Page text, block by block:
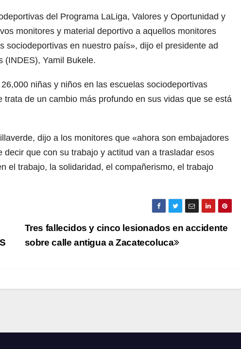
del Programa LaLiga, Valores y Oportunidad y
monitores y material deportivo a aquellos monitores
sociodeportivas en nuestro país», dijo el presidente ad
(INDES), Yamil Bukele.
niñas y niños en las escuelas sociodeportivas
de un cambio más profundo en sus vidas que se está
dijo a los monitores que «ahora son embajadores
que con su trabajo y actitud van a trasladar esos
el trabajo, la solidaridad, el compañerismo, el trabajo
Tres fallecidos y cinco lesionados en accidente
sobre calle antigua a Zacatecoluca